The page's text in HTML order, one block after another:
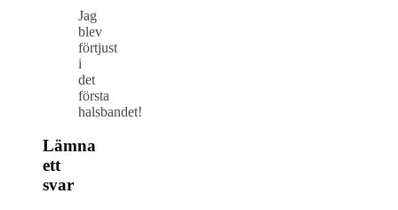
Jag
blev
förtjust
i
det
första
halsbandet!
Lämna
ett
svar